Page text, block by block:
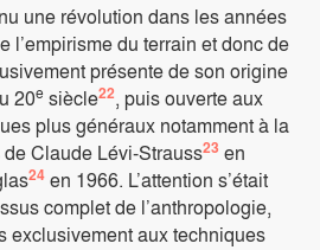
une révolution dans les années
l’empirisme du terrain et donc de
présente de son origine
20e siècle22, puis ouverte aux
plus généraux notamment à la
Claude Lévi-Strauss23 en
24 en 1966. L’attention s’était
complet de l’anthropologie,
exclusivement aux techniques